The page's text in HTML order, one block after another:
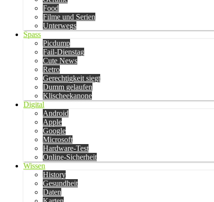
Food
Filme und Serien
Unterwegs
Spass
Picdump
Fail-Dienstag
Cute News
Retro
Gerechtigkeit siegt
Dumm gelaufen
Klischeekanone
Digital
Android
Apple
Google
Microsoft
Hardware-Test
Online-Sicherheit
Wissen
History
Gesundheit
Daten